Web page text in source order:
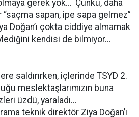
gerek yok… Çünkü, daha
sapan, ipe sapa gelmez”
Doğan’ı çokta ciddiye almamak
kendisi de bilmiyor…
saldırırken, içlerinde TSYD 2.
meslektaşlarımızın buna
üzdü, yaraladı…
teknik direktör Ziya Doğan’ı